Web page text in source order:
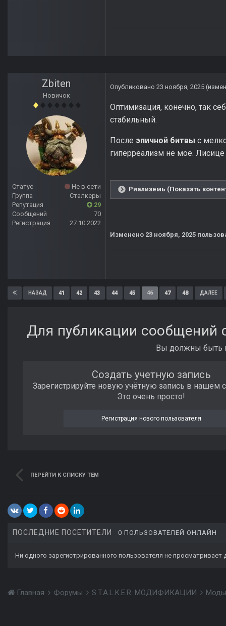
Zbiten
Новичок
Статус
Не в сети
Группа
Сталкеры
Репутация
29
Сообщений
70
Регистрация
27.10.2022
Опубликовано 23 ноября, 2025
Оптимизация, конечно, так
стабильный.
После эпичной битвы с
гиперреализм не моё. Лисице
Риализемь (Показать
Изменено 23 ноября, 2025
НАЗАД 41 42 43 44 45 46 47 48 ДАЛЕЕ
Для публикации сообщений
Вы должны быть
Создать учетную запись
Зарегистрируйте новую учётную запись в нашем
Это очень просто!
Регистрация нового пользователя
ПЕРЕЙТИ К СПИСКУ ТЕМ
ПОСЛЕДНИЕ ПОСЕТИТЕЛИ 0 ПОЛЬЗОВАТЕЛЕЙ ОНЛАЙН
Ни одного зарегистрированного пользователя не просматривает
Главная Форумы S.T.A.L.K.E.R. МОДИФИКАЦИИ